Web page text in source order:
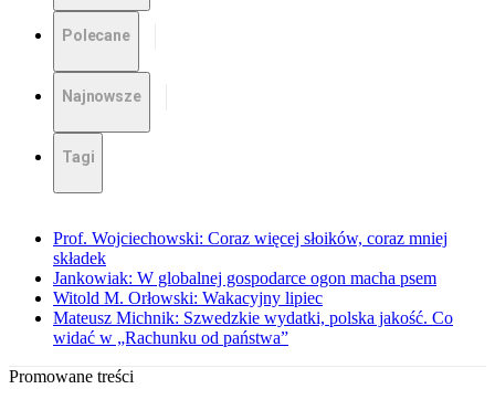
Polecane
Najnowsze
Tagi
Prof. Wojciechowski: Coraz więcej słoików, coraz mniej
składek
Jankowiak: W globalnej gospodarce ogon macha psem
Witold M. Orłowski: Wakacyjny lipiec
Mateusz Michnik: Szwedzkie wydatki, polska jakość. Co
widać w „Rachunku od państwa”
Promowane treści